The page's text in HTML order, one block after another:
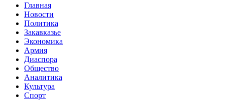
Главная
Новости
Политика
Закавказье
Экономика
Армия
Диаспора
Общество
Аналитика
Культура
Спорт